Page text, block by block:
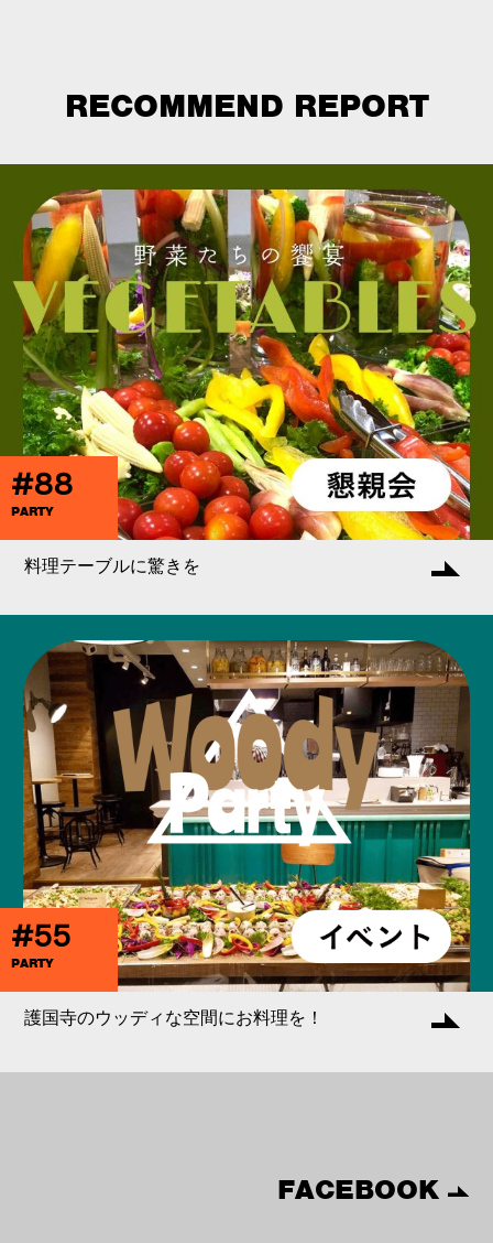
RECOMMEND REPORT
#88
PARTY
料理テーブルに驚きを
#55
PARTY
護国寺のウッディな空間にお料理を！
FACEBOOK